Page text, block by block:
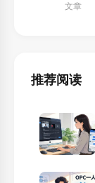
文章
推荐阅读